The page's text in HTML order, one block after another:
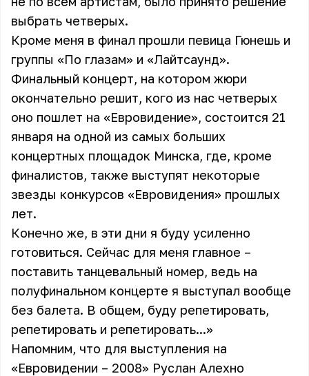
выбрать четверых.
Кроме меня в финал прошли певица Гюнешь и
группы «По глазам» и «Лайтсаунд».
Финальный концерт, на котором жюри
окончательно решит, кого из нас четверых
оно пошлет на «Евровидение», состоится 21
января на одной из самых больших
концертных площадок Минска, где, кроме
финалистов, также выступят некоторые
звезды конкурсов «Евровидения» прошлых
лет.
Конечно же, в эти дни я буду усиленно
готовиться. Сейчас для меня главное –
поставить танцевальный номер, ведь на
полуфинальном концерте я выступал вообще
без балета. В общем, буду репетировать,
репетировать и репетировать...»
Напомним, что для выступления на
«Евровидении – 2008» Руслан Алехно